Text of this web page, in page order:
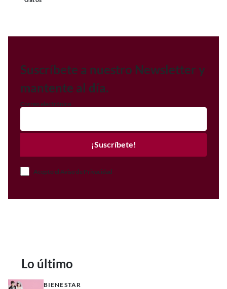
Suscríbete a nuestro Newsletter y
mantente al día.
Correo electrónico
¡Suscríbete!
Acepto el Aviso de Privacidad
Lo último
BIENESTAR